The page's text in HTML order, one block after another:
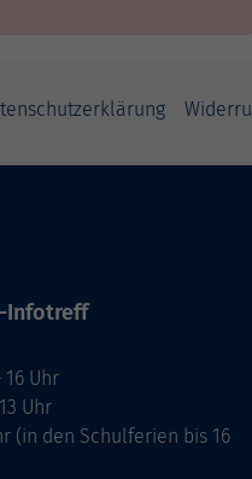
Infotreff
Uhr
Uhr
(in den Schulferien bis 16